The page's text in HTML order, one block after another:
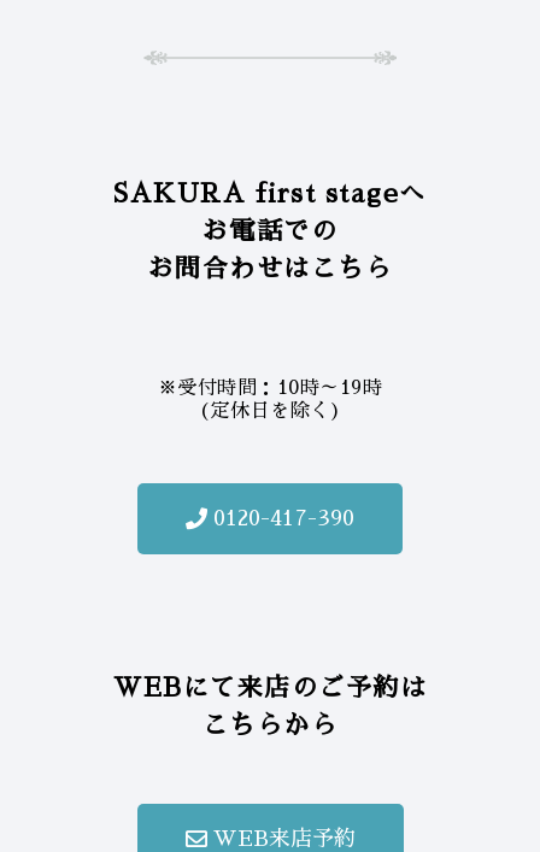
SAKURA first stageへ
お電話での
お問合わせはこちら
※受付時間：10時～19時
(定休日を除く)
0120-417-390
WEBにて来店のご予約は
こちらから
WEB来店予約